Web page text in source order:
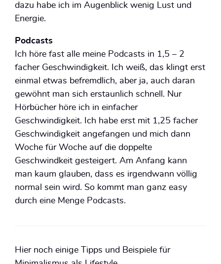
dazu habe ich im Augenblick wenig Lust und
Energie.
Podcasts
Ich höre fast alle meine Podcasts in 1,5 – 2
facher Geschwindigkeit. Ich weiß, das klingt erst
einmal etwas befremdlich, aber ja, auch daran
gewöhnt man sich erstaunlich schnell. Nur
Hörbücher höre ich in einfacher
Geschwindigkeit. Ich habe erst mit 1,25 facher
Geschwindigkeit angefangen und mich dann
Woche für Woche auf die doppelte
Geschwindkeit gesteigert. Am Anfang kann
man kaum glauben, dass es irgendwann völlig
normal sein wird. So kommt man ganz easy
durch eine Menge Podcasts.
Hier noch einige Tipps und Beispiele für